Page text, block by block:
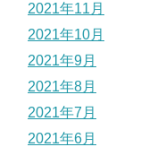
2021年11月
2021年10月
2021年9月
2021年8月
2021年7月
2021年6月